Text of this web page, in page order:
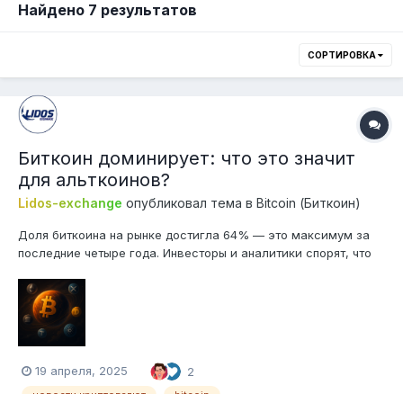
Найдено 7 результатов
СОРТИРОВКА
Биткоин доминирует: что это значит
для альткоинов?
Lidos-exchange опубликовал тема в Bitcoin (Биткоин)
Доля биткоина на рынке достигла 64% — это максимум за
последние четыре года. Инвесторы и аналитики спорят, что
больший перекос в сторону BTC? Почему доминирование
биткоина так важно Проще говоря, доминирование BTC —
это его доля от об...
19 апреля, 2025 2